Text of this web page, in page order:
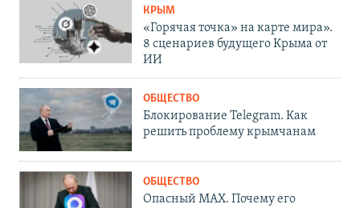
КРЫМ
«Горячая точка» на карте мира».
8 сценариев будущего Крыма от
ИИ
ОБЩЕСТВО
Блокирование Telegram. Как
решить проблему крымчанам
ОБЩЕСТВО
Опасный MAX. Почему его